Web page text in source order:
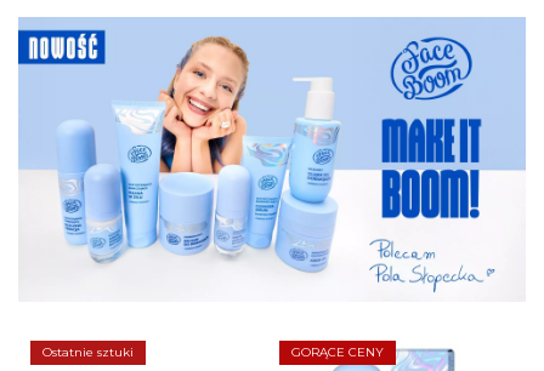
Ostatnie sztuki GORĄCE CENY